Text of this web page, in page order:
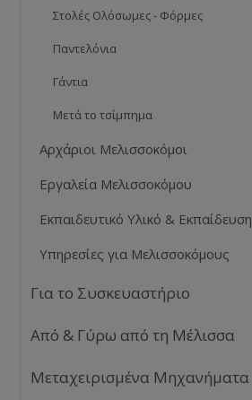
Στολές Ολόσωμες - Φόρμες
Παντελόνια
Γάντια
Μετά το τσίμπημα
Αρχάριοι Μελισσοκόμοι
Εργαλεία Μελισσοκόμου
Εκπαιδευτικό Υλικό & Εκπαίδευση
Υπηρεσίες για Μελισσοκόμους
Για το Συσκευαστήριο
Από & Γύρω από τη Μέλισσα
Μεταχειρισμένα Μηχανήματα